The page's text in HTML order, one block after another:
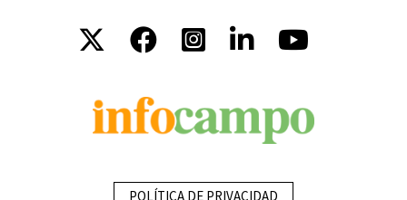
POLÍTICA DE PRIVACIDAD